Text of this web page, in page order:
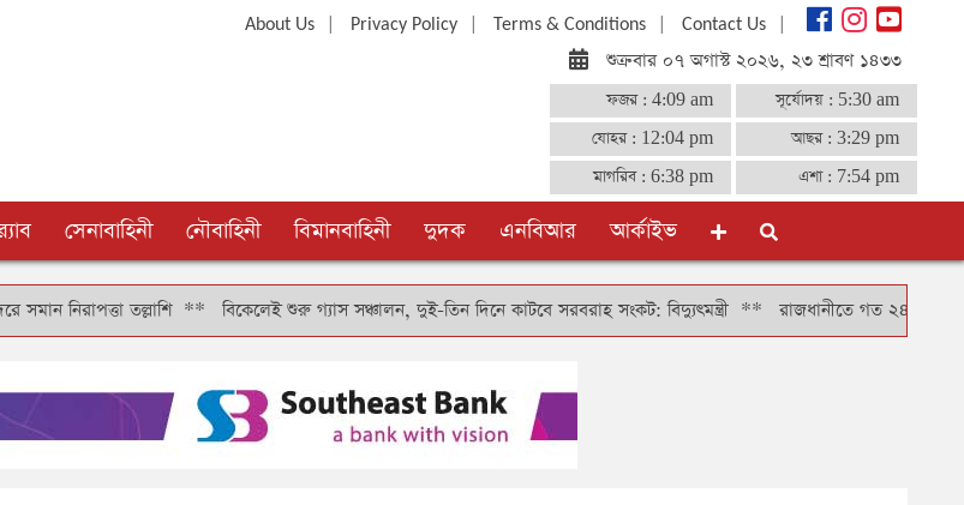
About Us| Privacy Policy| Terms & Conditions| Contact Us|
শুক্রবার ০৭ অগাস্ট ২০২৬, ২৩ শ্রাবণ ১৪৩৩
ফজর : 4:09 am সূর্যোদয় : 5:30 am
যোহর : 12:04 pm আছর : 3:29 pm
মাগরিব : 6:38 pm এশা : 7:54 pm
সেনাবাহিনী নৌবাহিনী বিমানবাহিনী দুদক এনবিআর আর্কাইভ
তল্লাশি**বিকেলেই শুরু গ্যাস সঞ্চালন, দুই-তিন দিনে কাটবে সরবরাহ সংকট: বিদ্যুৎমন্ত্রী**রাজধানীতে গত ২৪ ঘণ্টায় গ্রেফতার